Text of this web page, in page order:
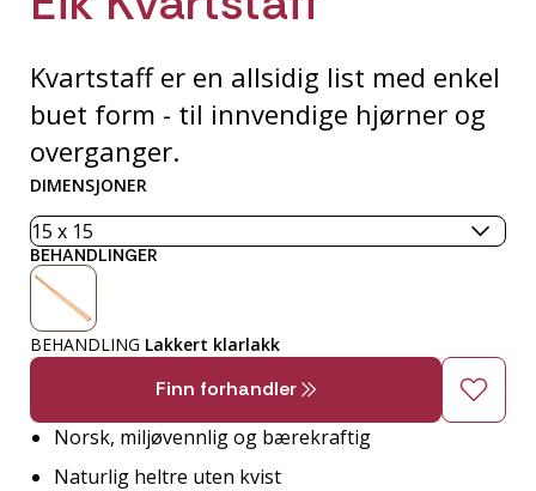
Kvartstaff er en allsidig list med enkel
buet form - til innvendige hjørner og
overganger.
DIMENSJONER
BEHANDLINGER
BEHANDLING Lakkert klarlakk
Finn forhandler
Norsk, miljøvennlig og bærekraftig
Naturlig heltre uten kvist